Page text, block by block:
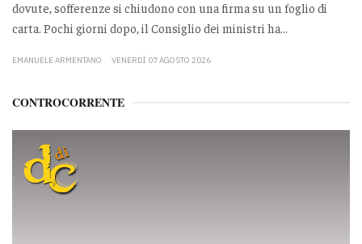
dovute, sofferenze si chiudono con una firma su un foglio di
carta. Pochi giorni dopo, il Consiglio dei ministri ha...
EMANUELE ARMENTANO VENERDÌ 07 AGOSTO 2026
CONTROCORRENTE